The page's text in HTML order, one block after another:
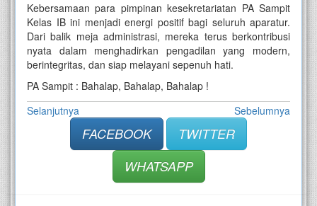
Kebersamaan para pimpinan kesekretariatan PA Sampit
Kelas IB ini menjadi energi positif bagi seluruh aparatur.
Dari balik meja administrasi, mereka terus berkontribusi
nyata dalam menghadirkan pengadilan yang modern,
berintegritas, dan siap melayani sepenuh hati.
PA Sampit : Bahalap, Bahalap, Bahalap !
Selanjutnya
Sebelumnya
FACEBOOK
TWITTER
WHATSAPP